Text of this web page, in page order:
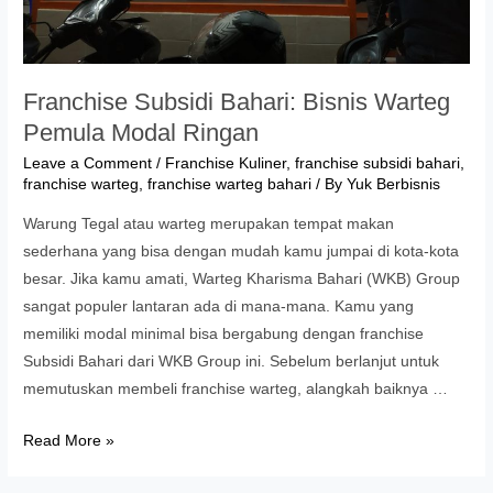
Franchise Subsidi Bahari: Bisnis Warteg
Pemula Modal Ringan
Leave a Comment / Franchise Kuliner,franchise subsidi bahari,
franchise warteg,franchise warteg bahari / ByYuk Berbisnis
Warung Tegal atau warteg merupakan tempat makan
sederhana yang bisa dengan mudah kamu jumpai di kota-kota
besar. Jika kamu amati, Warteg Kharisma Bahari (WKB) Group
sangat populer lantaran ada di mana-mana. Kamu yang
memiliki modal minimal bisa bergabung dengan franchise
Subsidi Bahari dari WKB Group ini. Sebelum berlanjut untuk
memutuskan membeli franchise warteg, alangkah baiknya …
Franchise
Read More »